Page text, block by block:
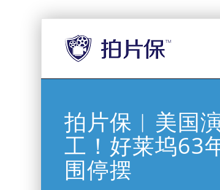
拍片保︱美国
工！好莱坞63
围停摆